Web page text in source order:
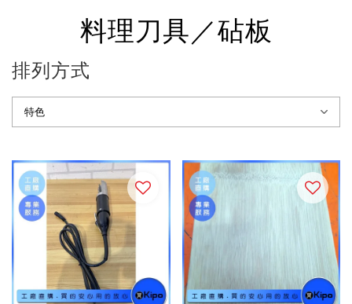
料理刀具／砧板
排列方式